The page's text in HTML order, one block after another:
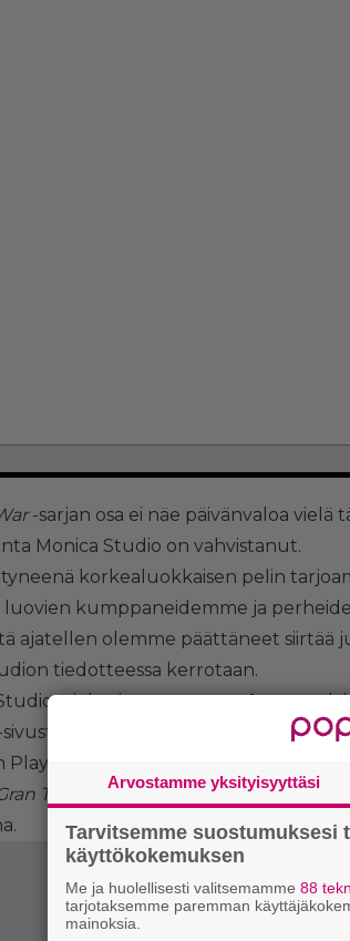
-sarjan osa ei näe päivänvaloa vielä
Monica Studio on vahvistanut.
korkealuokkaisen pelin
luovien kumppaneidemme ja
ajatellen olemme päättäneet siirtää
tiedotteessa kerrotaan.
-johtajaHermen Hulston
sivustolla julkaistua tuoretta
PlayStation 5:n ohella myös
Turismo 7 , joka sekin tekee
Arvostamme yksityisyyttäsi
Tarvitsemme suostumuksesi
käyttökokemuksen
Me ja huolellisesti valitsemamme 88
tarjotaksemme paremman
mainoksia.